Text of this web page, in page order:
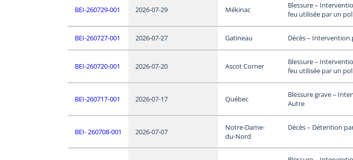
BEI-260729-001 2026-07-29 Mékinac
Blessure –
feu utilisée par un
BEI-260727-001 2026-07-27 Gatineau Décès – Intervention
BEI-260720-001 2026-07-20 Ascot Corner
Blessure –
feu utilisée par un
BEI-260717-001 2026-07-17 Québec
Blessure grave –
Autre
BEI- 260708-001 2026-07-07
Notre-Dame-
du-Nord
Décès – Détention